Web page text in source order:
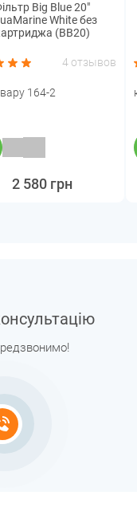
Big Blue 20"
White без
(BB20)
4 отзывов
164-2
2 580 грн